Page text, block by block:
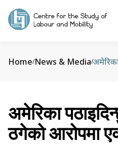
Home/News & Media/
अमेरिका
ठगेको आरोपमा